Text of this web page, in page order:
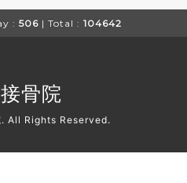
: 506 | Total : 104642
骨院
. All Rights Reserved.